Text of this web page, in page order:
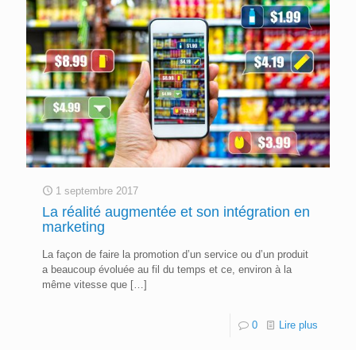
1 septembre 2017
La réalité augmentée et son intégration en
marketing
La façon de faire la promotion d’un service ou d’un produit
a beaucoup évoluée au fil du temps et ce, environ à la
même vitesse que […]
0 Lire plus